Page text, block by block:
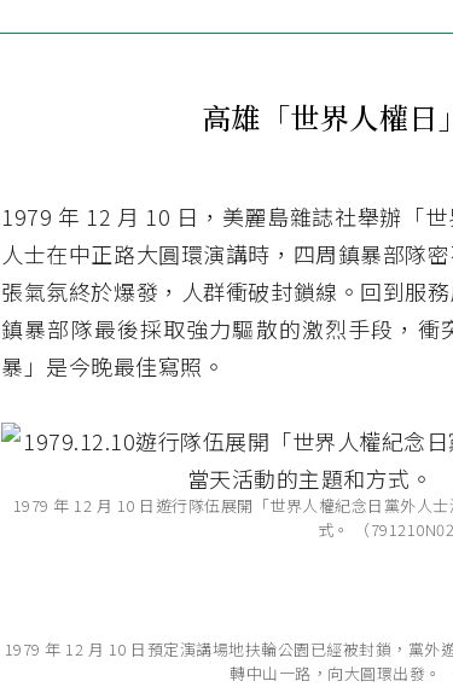
高雄「世界人權日
1979 年 12 月 10 日，美麗島雜誌社舉辦「
人士在中正路大圓環演講時，四周鎮暴部隊
張氣氛終於爆發，人群衝破封鎖線。回到服
鎮暴部隊最後採取強力驅散的激烈手段，
暴」是今晚最佳寫照。
1979 年 12 月 10 日遊行隊伍展開「世界人權紀念日黨外人
式。 （791210N02
1979 年 12 月 10 日預定演講場地扶輪公園已經被封鎖，黨
轉中山一路，向大圓環出發。